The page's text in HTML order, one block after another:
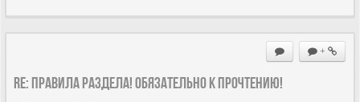
+
Re: Правила раздела! Обязательно к прочтению!